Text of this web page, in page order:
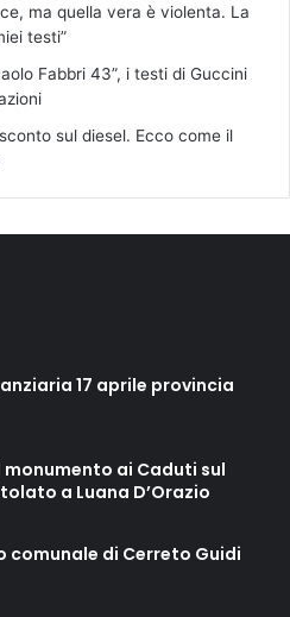
ma quella vera è violenta. La
testi”
Fabbri 43”, i testi di Guccini
sul diesel. Ecco come il
17 aprile provincia
monumento ai Caduti sul
a Luana D’Orazio
comunale di Cerreto Guidi